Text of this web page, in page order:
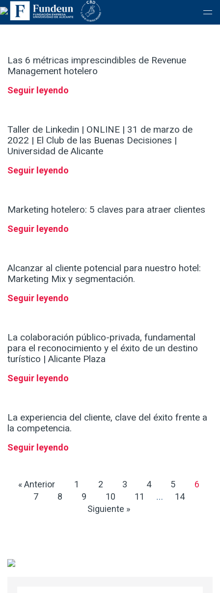
Las 6 métricas imprescindibles de Revenue
Management hotelero
Seguir leyendo
Taller de Linkedin | ONLINE | 31 de marzo de
2022 | El Club de las Buenas Decisiones |
Universidad de Alicante
Seguir leyendo
Marketing hotelero: 5 claves para atraer clientes
Seguir leyendo
Alcanzar al cliente potencial para nuestro hotel:
Marketing Mix y segmentación.
Seguir leyendo
La colaboración público-privada, fundamental
para el reconocimiento y el éxito de un destino
turístico | Alicante Plaza
Seguir leyendo
La experiencia del cliente, clave del éxito frente a
la competencia.
Seguir leyendo
« Anterior 1 2 3 4 5
6
7
8 9 10 11 …
14
Siguiente »